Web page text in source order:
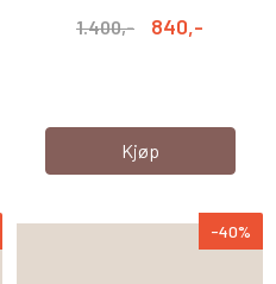
1.400,- 840,-
Kjøp
-40%